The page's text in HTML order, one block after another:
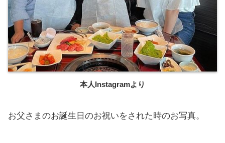
本人Instagramより
お父さまのお誕生日のお祝いをされた時のお写真。